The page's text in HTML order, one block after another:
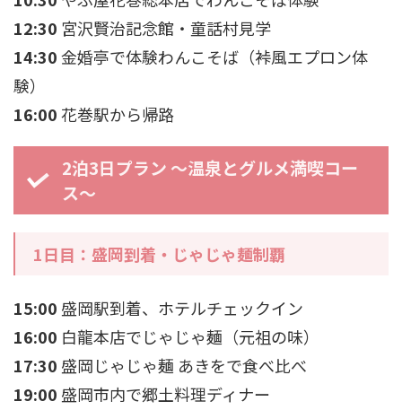
12:30 宮沢賢治記念館・童話村見学
14:30金婚亭で体験わんこそば（裃風エプロン体
験）
16:00花巻駅から帰路
2泊3日プラン ～温泉とグルメ満喫コー
ス～
1日目：盛岡到着・じゃじゃ麺制覇
15:00 盛岡駅到着、ホテルチェックイン
16:00 白龍本店でじゃじゃ麺（元祖の味）
17:30 盛岡じゃじゃ麺 あきをで食べ比べ
19:00 盛岡市内で郷土料理ディナー